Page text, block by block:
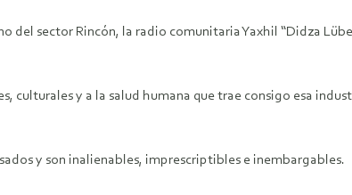
sector Rincón, la radio comunitaria Yaxhil “Didza
y a la salud humana que trae consigo esa
y son inalienables, imprescriptibles e inembargables.